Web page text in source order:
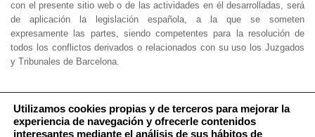
con el presente sitio web o de las actividades en él desarrolladas, será
de aplicación la legislación española, a la que se someten
expresamente las partes, siendo competentes para la resolución de
todos los conflictos derivados o relacionados con su uso los Juzgados
y Tribunales de Barcelona.
Utilizamos cookies propias y de terceros para mejorar la
experiencia de navegación y ofrecerle contenidos
interesantes mediante el análisis de sus hábitos de